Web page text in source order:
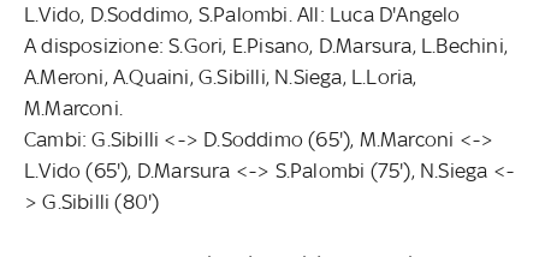
L.Vido, D.Soddimo, S.Palombi. All: Luca D'Angelo
A disposizione: S.Gori, E.Pisano, D.Marsura, L.Bechini,
A.Meroni, A.Quaini, G.Sibilli, N.Siega, L.Loria,
M.Marconi.
Cambi: G.Sibilli <-> D.Soddimo (65'), M.Marconi <->
L.Vido (65'), D.Marsura <-> S.Palombi (75'), N.Siega <-
> G.Sibilli (80')